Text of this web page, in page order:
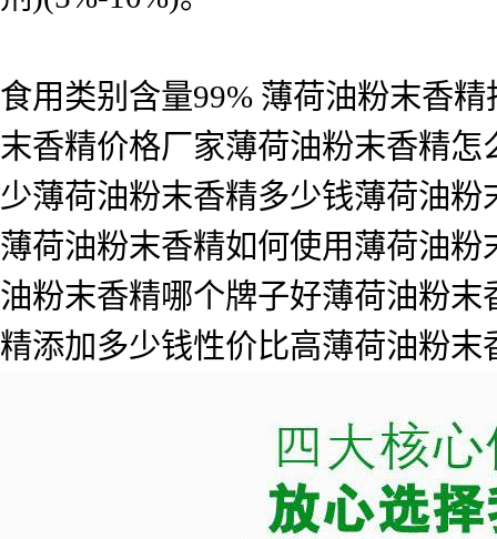
食用类别含量99% 薄荷油粉末香
末香精价格厂家薄荷油粉末香精
少薄荷油粉末香精多少钱薄荷油
薄荷油粉末香精如何使用薄荷油
油粉末香精哪个牌子好薄荷油粉
精添加多少钱性价比高薄荷油粉